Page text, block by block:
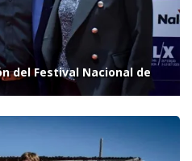
del Festival Nacional de